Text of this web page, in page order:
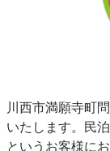
川西市満願寺町
いたします。民
というお客様に